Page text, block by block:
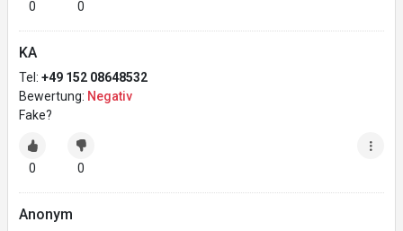
0 0
KA
Tel: +49 152 08648532
Bewertung: Negativ
Fake?
0 0
Anonym